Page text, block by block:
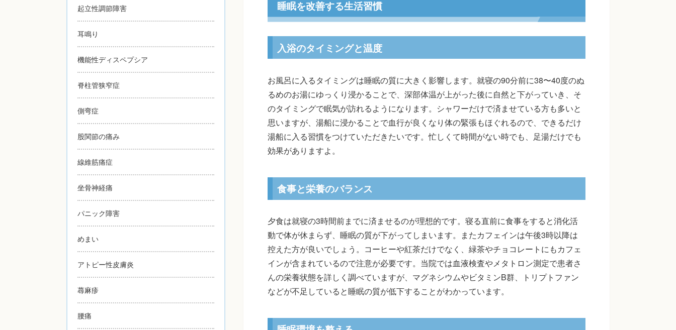
睡眠を改善する生活習慣
入浴のタイミングと温度
お風呂に入るタイミングは睡眠の質に大きく影響します。就寝の90分前に38〜40度のぬ
るめのお湯にゆっくり浸かることで、深部体温が上がった後に自然と下がっていき、そ
のタイミングで眠気が訪れるようになります。シャワーだけで済ませている方も多いと
思いますが、湯船に浸かることで血行が良くなり体の緊張もほぐれるので、できるだけ
湯船に入る習慣をつけていただきたいです。忙しくて時間がない時でも、足湯だけでも
効果がありますよ。
食事と栄養のバランス
夕食は就寝の3時間前までに済ませるのが理想的です。寝る直前に食事をすると消化活
動で体が休まらず、睡眠の質が下がってしまいます。またカフェインは午後3時以降は
控えた方が良いでしょう。コーヒーや紅茶だけでなく、緑茶やチョコレートにもカフェ
インが含まれているので注意が必要です。当院では血液検査やメタトロン測定で患者さ
んの栄養状態を詳しく調べていますが、マグネシウムやビタミンB群、トリプトファン
などが不足していると睡眠の質が低下することがわかっています。
起立性調節障害
耳鳴り
機能性ディスペプシア
脊柱管狭窄症
側弯症
股関節の痛み
線維筋痛症
坐骨神経痛
パニック障害
めまい
アトピー性皮膚炎
蕁麻疹
腰痛